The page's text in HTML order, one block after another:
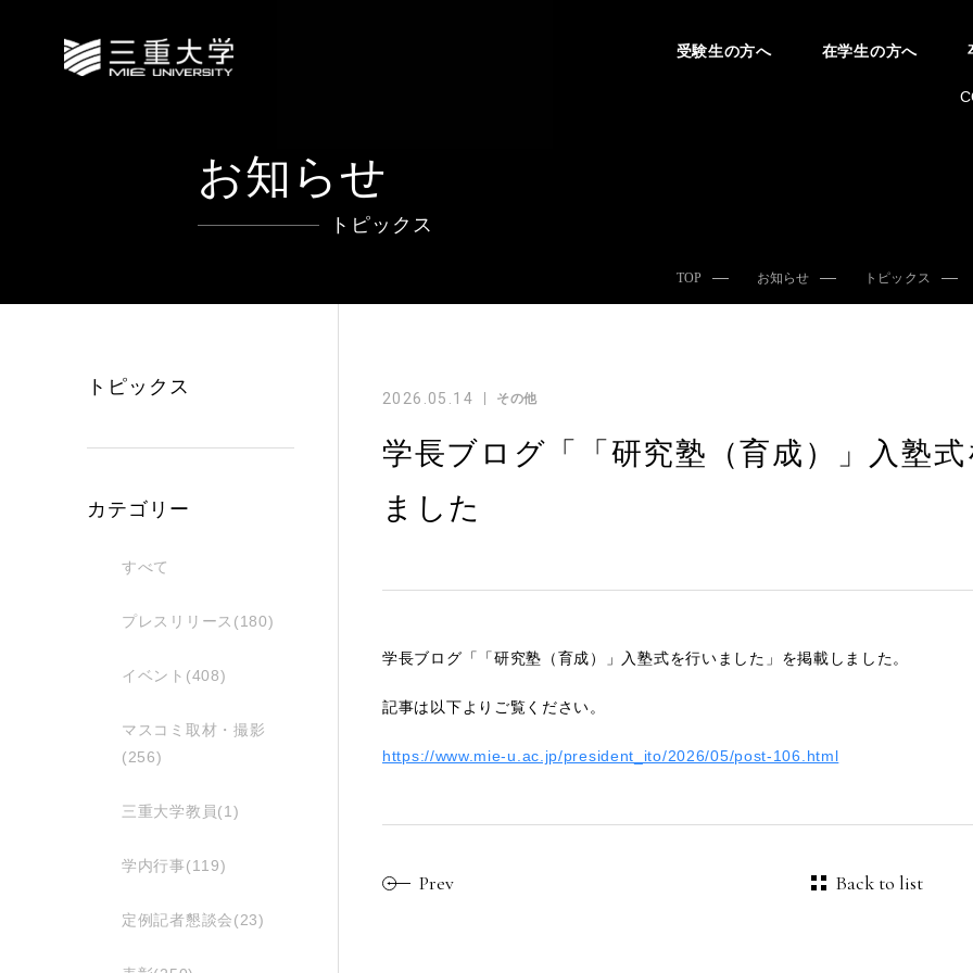
受験生の方へ 在学生の方へ
お知らせ
トピックス
TOP お知らせ トピックス
2026.05.14 その他
学長ブログ「「研究塾（育成）」入塾
ました
学長ブログ「「研究塾（育成）」入塾式を行いました」を掲載しました。
記事は以下よりご覧ください。
https://www.mie-u.ac.jp/president_ito/2026/05/post-106.html
Prev Back to list
トピックス
カテゴリー
すべて
プレスリリース(180)
イベント(408)
マスコミ取材・撮影
(256)
三重大学教員(1)
学内行事(119)
定例記者懇談会(23)